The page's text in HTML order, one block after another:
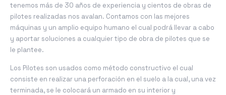
tenemos más de 30 años de experiencia y cientos de obras de
pilotes realizadas nos avalan. Contamos con las mejores
máquinas y un amplio equipo humano el cual podrá llevar a cabo
y aportar soluciones a cualquier tipo de obra de pilotes que se
le plantee.
Los Pilotes son usados como método constructivo el cual
consiste en realizar una perforación en el suelo a la cual, una vez
terminada, se le colocará un armado en su interior y